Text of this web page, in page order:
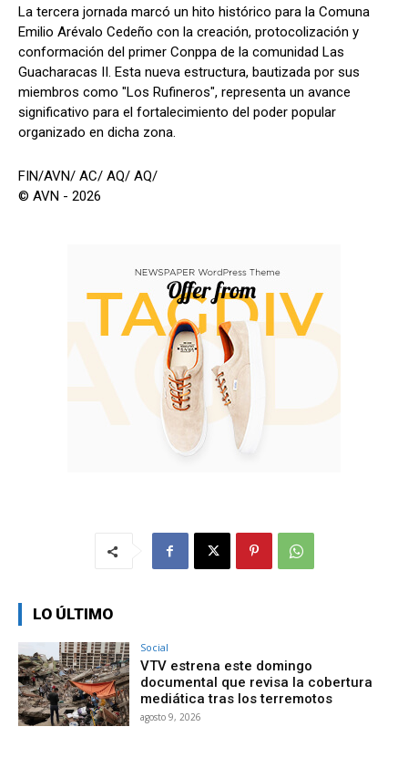
La tercera jornada marcó un hito histórico para la Comuna
Emilio Arévalo Cedeño con la creación, protocolización y
conformación del primer Conppa de la comunidad Las
Guacharacas II. Esta nueva estructura, bautizada por sus
miembros como "Los Rufineros", representa un avance
significativo para el fortalecimiento del poder popular
organizado en dicha zona.
FIN/AVN/ AC/ AQ/ AQ/
© AVN - 2026
LO ÚLTIMO
Social
VTV estrena este domingo
documental que revisa la cobertura
mediática tras los terremotos
agosto 9, 2026